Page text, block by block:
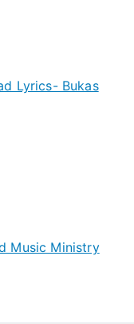
Lyrics- Bukas
Music Ministry